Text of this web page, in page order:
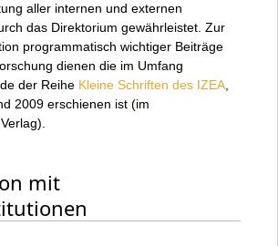
aller internen und externen
das Direktorium gewährleistet. Zur
programmatisch wichtiger Beiträge
dienen die im Umfang
der Reihe Kleine Schriften des IZEA
2009 erschienen ist (im
mit